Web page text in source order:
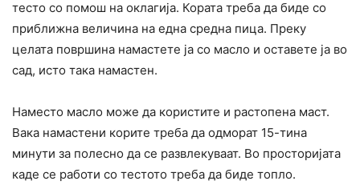
тесто со помош на оклагија. Кората треба да биде со
приближна величина на една средна пица. Преку
целата површина намастете ја со масло и оставете ја во
сад, исто така намастен.
Наместо масло може да користите и растопена маст.
Вака намастени корите треба да одморат 15-тина
минути за полесно да се развлекуваат. Во просторијата
каде се работи со тестото треба да биде топло.